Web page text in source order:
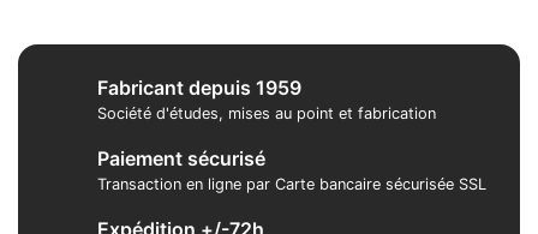
Fabricant depuis 1959
Société d'études, mises au point et fabrication
Paiement sécurisé
Transaction en ligne par Carte bancaire sécurisée SSL
Expédition +/-72h